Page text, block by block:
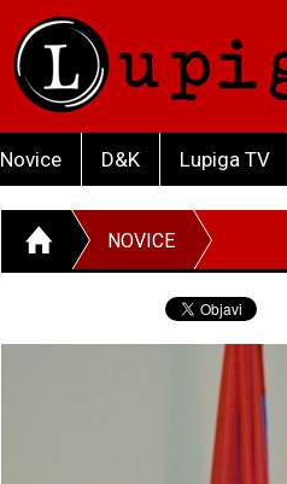
Novice D&K Lupiga TV
NOVICE